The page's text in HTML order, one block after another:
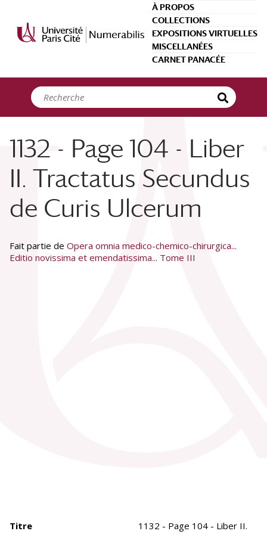
À PROPOS
COLLECTIONS
EXPOSITIONS VIRTUELLES
MISCELLANÉES
CARNET PANACÉE
1132 - Page 104 - Liber
II. Tractatus Secundus
de Curis Ulcerum
Fait partie de Opera omnia medico-chemico-chirurgica...
Editio novissima et emendatissima... Tome III
Titre
1132 - Page 104 - Liber II.